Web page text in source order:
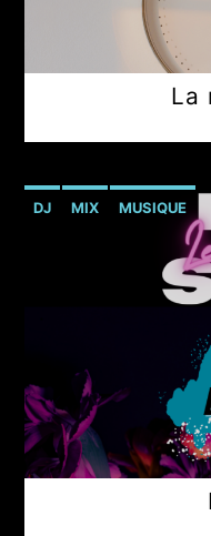
La
DJ MIX MUSIQUE